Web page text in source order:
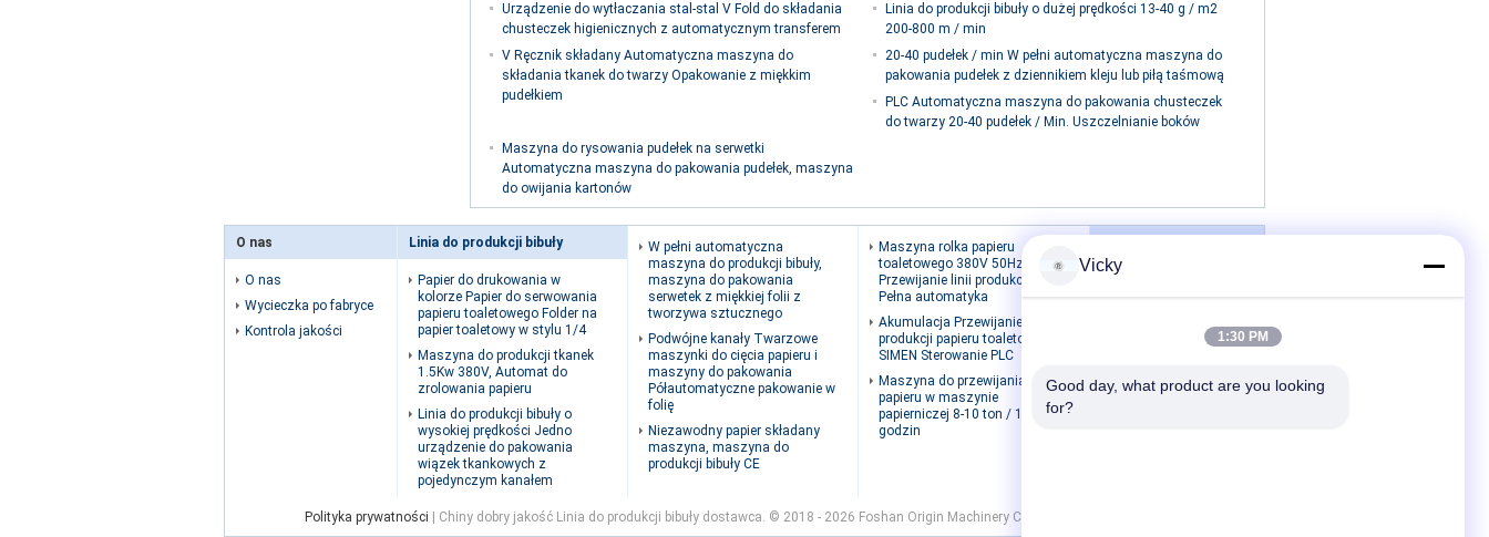
Urządzenie do wytłaczania stal-stal V Fold do składania
chusteczek higienicznych z automatycznym transferem
Linia do produkcji bibuły o dużej prędkości 13-40 g / m2
200-800 m / min
V Ręcznik składany Automatyczna maszyna do
składania tkanek do twarzy Opakowanie z miękkim
pudełkiem
20-40 pudełek / min W pełni automatyczna maszyna do
pakowania pudełek z dziennikiem kleju lub piłą taśmową
PLC Automatyczna maszyna do pakowania chusteczek
do twarzy 20-40 pudełek / Min. Uszczelnianie boków
Maszyna do rysowania pudełek na serwetki
Automatyczna maszyna do pakowania pudełek, maszyna
do owijania kartonów
O nas
O nas
Wycieczka po fabryce
Kontrola jakości
Linia do produkcji bibuły
Papier do drukowania w
kolorze Papier do serwowania
papieru toaletowego Folder na
papier toaletowy w stylu 1/4
Maszyna do produkcji tkanek
1.5Kw 380V, Automat do
zrolowania papieru
Linia do produkcji bibuły o
wysokiej prędkości Jedno
urządzenie do pakowania
wiązek tkankowych z
pojedynczym kanałem
W pełni automatyczna
maszyna do produkcji bibuły,
maszyna do pakowania
serwetek z miękkiej folii z
tworzywa sztucznego
Podwójne kanały Twarzowe
maszynki do cięcia papieru i
maszyny do pakowania
Półautomatyczne pakowanie w
folię
Niezawodny papier składany
maszyna, maszyna do
produkcji bibuły CE
Maszyna rolka papieru
toaletowego 380V 50Hz
Przewijanie linii produkcyjnej
Pełna automatyka
Akumulacja Przewijanie linii do
produkcji papieru toaletowego
SIMEN Sterowanie PLC
Maszyna do przewijania
papieru w maszynie
papierniczej 8-10 ton / 10
godzin
Polityka prywatności | Chiny dobry jakość Linia do produkcji bibuły dostawca. © 2018 - 2026 Foshan Origin Machinery Co.,LTD. All Rights Reserved.
Vicky
1:30 PM
Good day, what product are you looking
for?